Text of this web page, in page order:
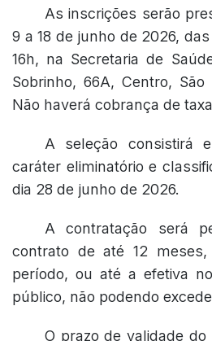
As inscrições serão
9 a 18 de junho de 2026,
16h, na Secretaria de
Sobrinho, 66A, Centro,
Não haverá cobrança de
A seleção consistirá
caráter eliminatório e
dia 28 de junho de 2026.
A contratação será
contrato de até 12
período, ou até a efetiva
público, não podendo
O prazo de validade